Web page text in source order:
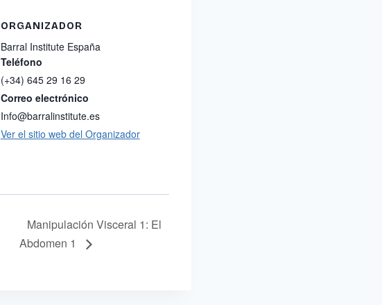
ORGANIZADOR
Barral Institute España
Teléfono
(+34) 645 29 16 29
Correo electrónico
Info@barralinstitute.es
Ver el sitio web del Organizador
Manipulación Visceral 1: El
Abdomen 1